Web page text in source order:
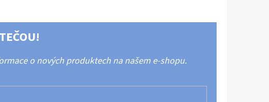
o nových produktech na našem e-shopu.